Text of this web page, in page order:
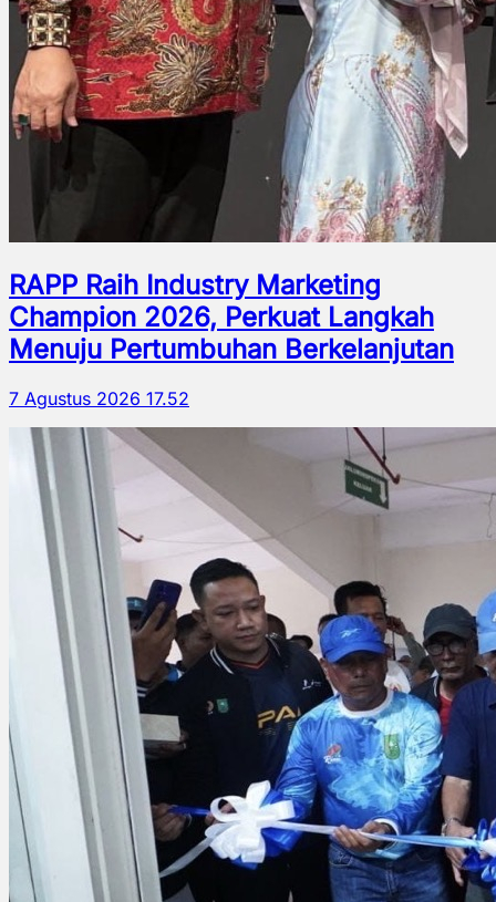
RAPP Raih Industry Marketing
Champion 2026, Perkuat Langkah
Menuju Pertumbuhan Berkelanjutan
7 Agustus 2026 17.52